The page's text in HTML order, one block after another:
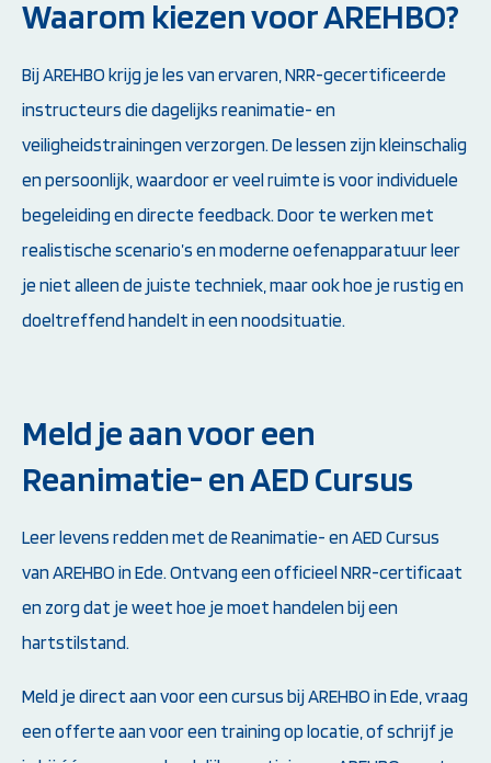
Waarom kiezen voor AREHBO?
Bij AREHBO krijg je les van ervaren, NRR-gecertificeerde
instructeurs die dagelijks reanimatie- en
veiligheidstrainingen verzorgen. De lessen zijn kleinschalig
en persoonlijk, waardoor er veel ruimte is voor individuele
begeleiding en directe feedback. Door te werken met
realistische scenario’s en moderne oefenapparatuur leer
je niet alleen de juiste techniek, maar ook hoe je rustig en
doeltreffend handelt in een noodsituatie.
Meld je aan voor een
Reanimatie- en AED Cursus
Leer levens redden met de Reanimatie- en AED Cursus
van AREHBO in Ede. Ontvang een officieel NRR-certificaat
en zorg dat je weet hoe je moet handelen bij een
hartstilstand.
Meld je direct aan voor een cursus bij AREHBO in Ede, vraag
een offerte aan voor een training op locatie, of schrijf je